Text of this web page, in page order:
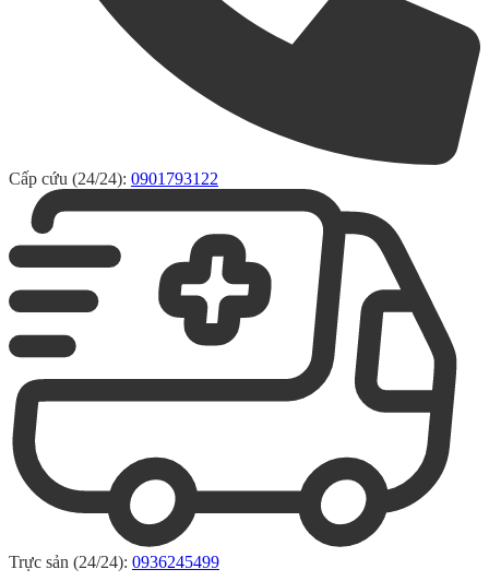
Cấp cứu (24/24): 0901793122
Trực sản (24/24): 0936245499